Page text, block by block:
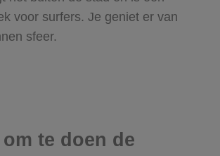
voor surfers. Je geniet er van
sfeer.
te doen de